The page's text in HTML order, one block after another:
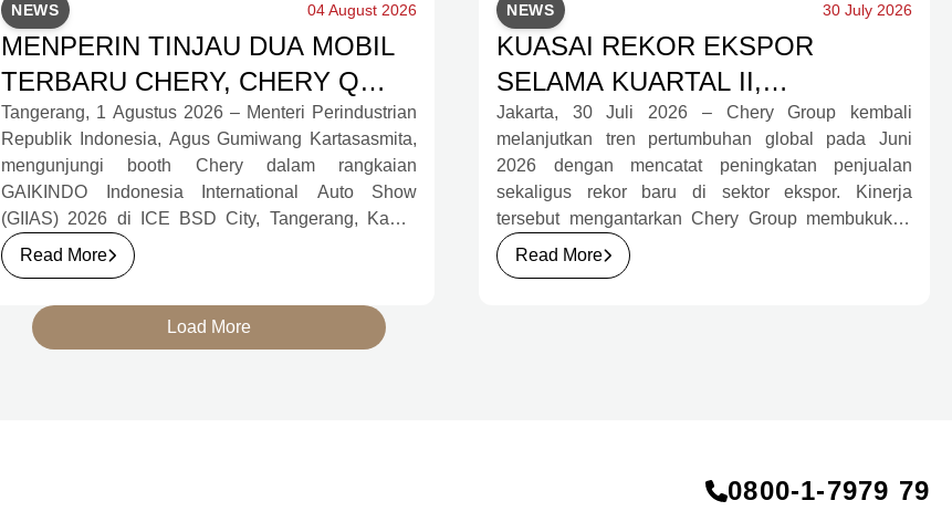
NEWS 04 August 2026
MENPERIN TINJAU DUA MOBIL
TERBARU CHERY, CHERY Q
DAN J6T CSH YANG JADI
SOROTAN DI GIIAS 2026
Tangerang, 1 Agustus 2026 – Menteri Perindustrian
Republik Indonesia, Agus Gumiwang Kartasasmita,
mengunjungi booth Chery dalam rangkaian
GAIKINDO Indonesia International Auto Show
(GIIAS) 2026 di ICE BSD City, Tangerang, Kamis
(30/7). Dalam kunjungan tersebut, Menteri
Perindustrian meninjau dua produk elektrifikasi
mobilitas perkotaan, serta J6T RCSH, SUV
berteknologi Range-Extended Electric Vehicle
Read More
NEWS 30 July 2026
KUASAI REKOR EKSPOR
SELAMA KUARTAL II,
PENJUALAN CHERY GROUP
SEMESTER I 2026 TEMBUS 1,35
JUTA UNIT
Jakarta, 30 Juli 2026 – Chery Group kembali
melanjutkan tren pertumbuhan global pada Juni
2026 dengan mencatat peningkatan penjualan
sekaligus rekor baru di sektor ekspor. Kinerja
tersebut mengantarkan Chery Group membukukan
semester pertama terbaik sepanjang sejarah
perusahaan serta memperkuat daya saingnya di
Read More
Load More
0800‑1‑7979 79